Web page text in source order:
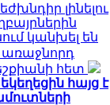
լինելու
կանխել են
առաջնորդ
հետ
հայց է